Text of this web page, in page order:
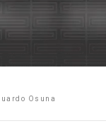
Osuna